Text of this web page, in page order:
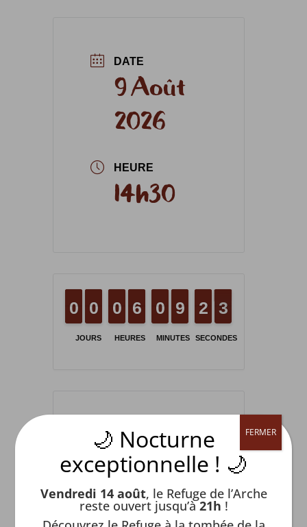
DATE
9 Août
2026
HEURE
14h30
JOURS
9
9
0
0 9
9
0
0
HEURES
9
9
0
0 5
5
6
6
MINUTES
9
9
0
0 8
8
9
9
SECONDES
1
1
2
2 3
3
2
🌙 Nocturne
exceptionnelle ! 🌙
Vendredi 14 août, le Refuge de l’Arche
reste ouvert jusqu’à21h !
FERMER